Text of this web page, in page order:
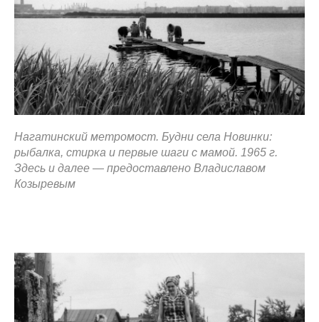
Нагатинский метромост. Будни села Новинки:
рыбалка, стирка и первые шаги с мамой. 1965 г.
Здесь и далее — предоставлено Владиславом
Козыревым